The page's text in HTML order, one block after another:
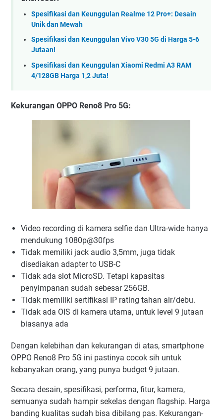
Spesifikasi dan Keunggulan Realme 12 Pro+: Desain
Unik dan Mewah
Spesifikasi dan Keunggulan Vivo V30 5G di Harga 5-6
Jutaan!
Spesifikasi dan Keunggulan Xiaomi Redmi A3 RAM
4/128GB Harga 1,2 Juta!
Kekurangan OPPO Reno8 Pro 5G:
Video recording di kamera selfie dan Ultra-wide hanya
mendukung 1080p@30fps
Tidak memiliki jack audio 3,5mm, juga tidak
disediakan adapter to USB-C
Tidak ada slot MicroSD. Tetapi kapasitas
penyimpanan sudah sebesar 256GB.
Tidak memiliki sertifikasi IP rating tahan air/debu.
Tidak ada OIS di kamera utama, untuk level 9 jutaan
biasanya ada
Dengan kelebihan dan kekurangan di atas, smartphone
OPPO Reno8 Pro 5G ini pastinya cocok sih untuk
kebanyakan orang, yang punya budget 9 jutaan.
Secara desain, spesifikasi, performa, fitur, kamera,
semuanya sudah hampir sekelas dengan flagship. Harga
banding kualitas sudah bisa dibilang pas. Kekurangan-